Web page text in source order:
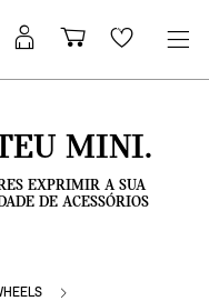
Iniciar
sessão
Carrinho
de
Wishlist
MINI.
EXPRIMIR A SUA
DE ACESSÓRIOS